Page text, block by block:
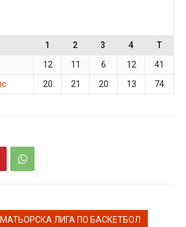
1 2 3 4
T
12 11 6 12
41
20 21 20 13 74
ЛИГА ПО БАСКЕТБОЛ